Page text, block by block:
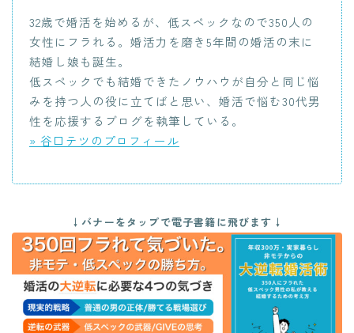
32歳で婚活を始めるが、低スペックなので350人の
女性にフラれる。婚活力を磨き5年間の婚活の末に
結婚し娘も誕生。
低スペックでも結婚できたノウハウが自分と同じ悩
みを持つ人の役に立てばと思い、婚活で悩む30代男
性を応援するブログを執筆している。
» 谷口テツのプロフィール
↓バナーをタップで電子書籍に飛びます↓